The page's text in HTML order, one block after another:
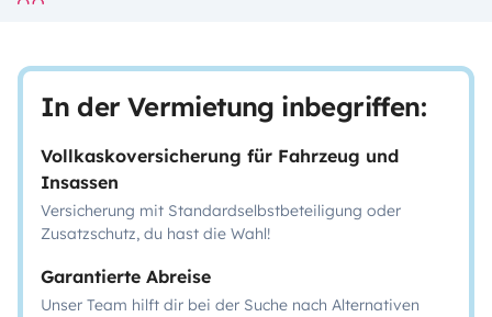
In der Vermietung inbegriffen:
Vollkaskoversicherung für Fahrzeug und
Insassen
Versicherung mit Standardselbstbeteiligung oder
Zusatzschutz, du hast die Wahl!
Garantierte Abreise
Unser Team hilft dir bei der Suche nach Alternativen